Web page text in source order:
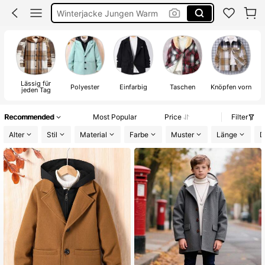
Oberteil Langarm Junge
Mantel Jungs
Lässig für
jeden Tag Polyester Einfarbig Taschen Knöpfen vorn
Recommended Most Popular Price
Filter
Alter
Stil Material Farbe Muster Länge